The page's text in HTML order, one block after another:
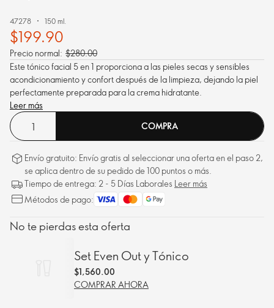
47278 150 ml.
$199.90
Precio normal: $280.00
Este tónico facial 5 en 1 proporciona a las pieles secas y sensibles
acondicionamiento y confort después de la limpieza, dejando la piel
perfectamente preparada para la crema hidratante.
Leer más
COMPRA
Envío gratuito: Envío gratis al seleccionar una oferta en el paso 2,
se aplica dentro de su pedido de 100 puntos o más.
Tiempo de entrega: 2 - 5 Días Laborales Leer más
Métodos de pago:
No te pierdas esta oferta
Set Even Out y Tónico
$1,560.00
COMPRAR AHORA